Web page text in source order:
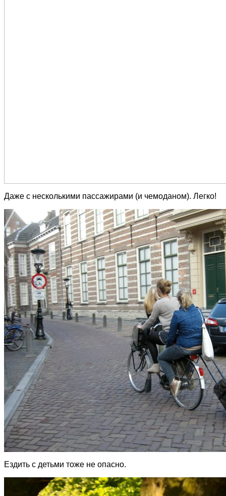
Даже с несколькими пассажирами (и чемоданом). Легко!
Ездить с детьми тоже не опасно.